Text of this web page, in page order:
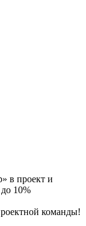
в проект и
10%
команды!